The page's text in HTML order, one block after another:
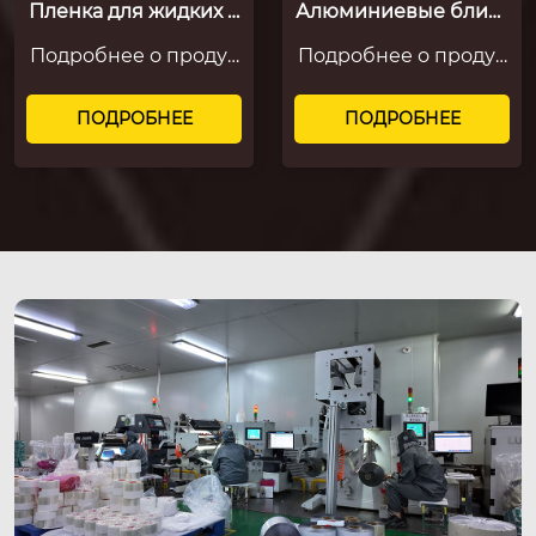
Пленка для жидких л
ТКМ
Подробнее о продук
китайской медицин
ы предназначена дл
я упаковки жидкости
ПОДРОБНЕЕ
Алюминиевые блист
Подробнее о продук
тирастягивающий сл
ой + АL – алюминиев
ый бар...
ПОДРОБНЕЕ